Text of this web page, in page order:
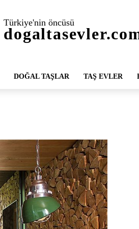
Türkiye'nin öncüsü
DOĞAL TAŞLAR TAŞ EVLER